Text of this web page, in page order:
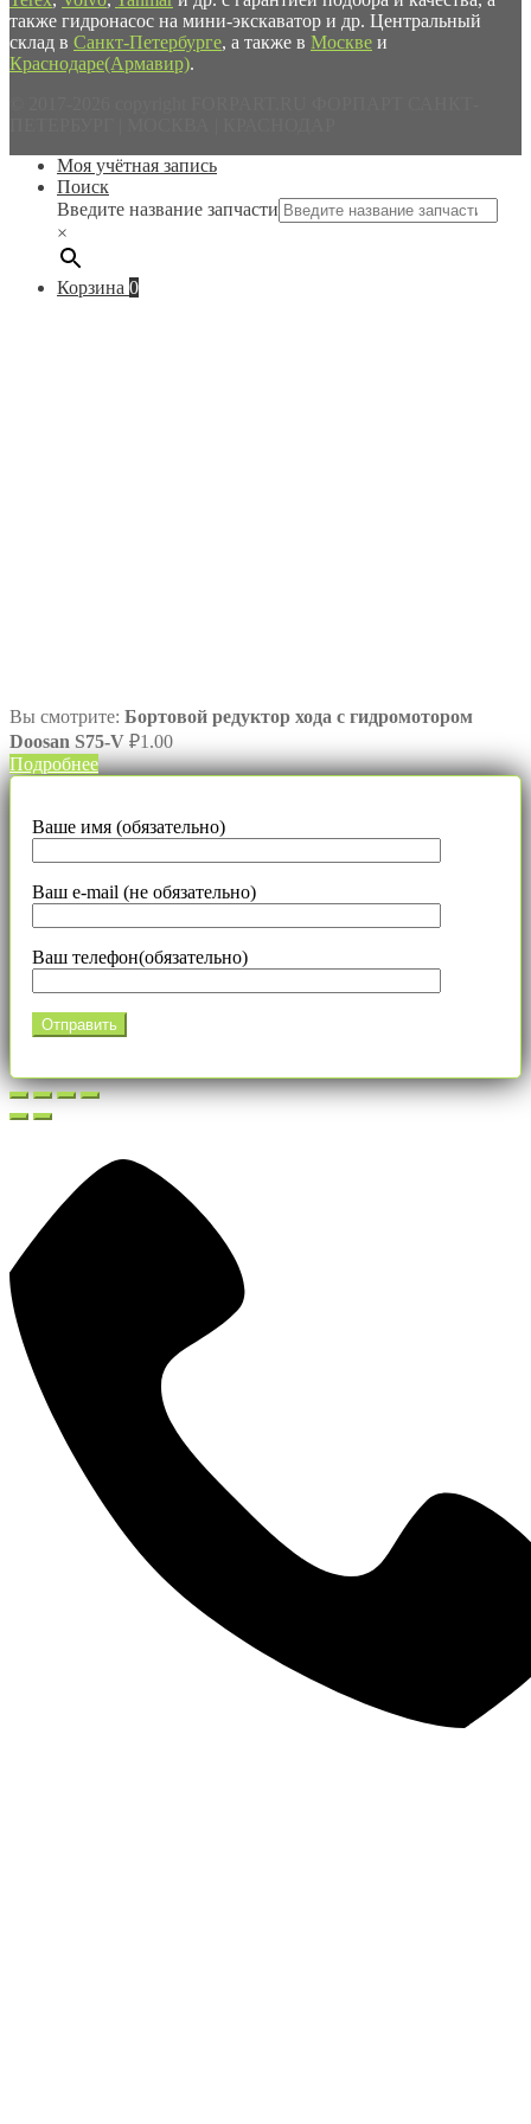
также гидронасос на мини-экскаватор и др. Центральный
склад в Санкт-Петербурге, а также в Москве и
Краснодаре(Армавир).
Моя учётная запись
Поиск
Введите название запчасти
×
Корзина 0
Вы смотрите: Бортовой редуктор хода с гидромотором
Doosan S75-V ₽1.00
Подробнее
Ваше имя (обязательно)
Ваш e-mail (не обязательно)
Ваш телефон(обязательно)